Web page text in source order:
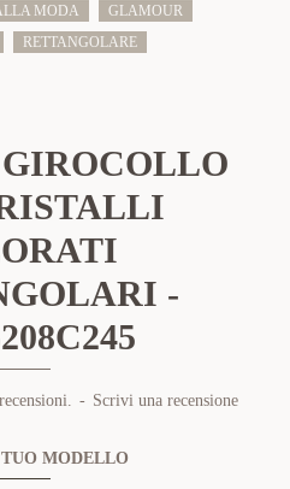
MODA
GLAMOUR
RETTANGOLARE
-
- Scrivi una recensione
MODELLO